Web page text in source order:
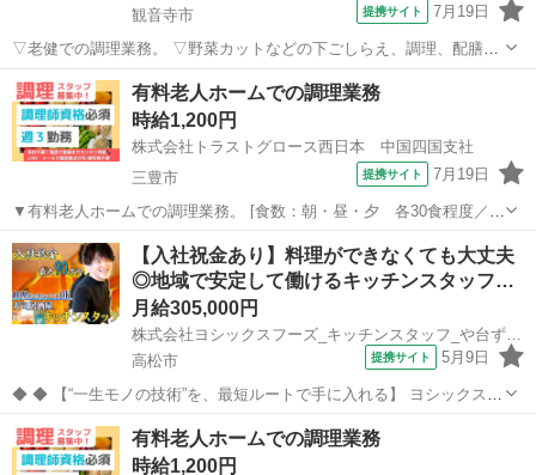
観音寺市
提携サイト 7月19日
▽老健での調理業務。 ▽野菜カットなどの下ごしらえ、調理、配膳、
厨房清掃 等。 ▽制服：貸与あり。 ●20代-60代職員活躍中。 ●屋外喫
煙所有り。 《必須資格》 ◇不問 《必須条件》 ◇調理業務経験者
※お仕事N...
香川 観音寺市 キッチン
有料老人ホームでの調理業務
時給1,200円
株式会社トラストグロース西日本 中国四国支社
三豊市
提携サイト 7月19日
▼有料老人ホームでの調理業務。 [食数：朝・昼・夕 各30食程度／職
員体制：調理師1名・補助1名] ▼調理・切菜・盛付、簡単な事務作業
等。(献立は栄養士が作成) 【必須資格】 ◇調理師、栄養士のいずれか
【必須条件】 ...
香川 三豊市 キッチン
【入社祝金あり】料理ができなくても大丈夫
◎地域で安定して働けるキッチンスタッフ…
月給305,000円
株式会社ヨシックスフーズ_キッチンスタッフ_や台ずしライオン通町 (正社員)
高松市
提携サイト 5月9日
◆ ◆ 【“一生モノの技術”を、最短ルートで手に入れる】 ヨシックスフ
ーズが運営する寿司居酒屋「や台ずし」では、 鮮魚の一部を加工済み
の状態で仕入れることで仕込みの負担を大幅に削減しています。 入社
後は余計な工程に時間...
香川 高松市 キッチン
有料老人ホームでの調理業務
時給1,200円